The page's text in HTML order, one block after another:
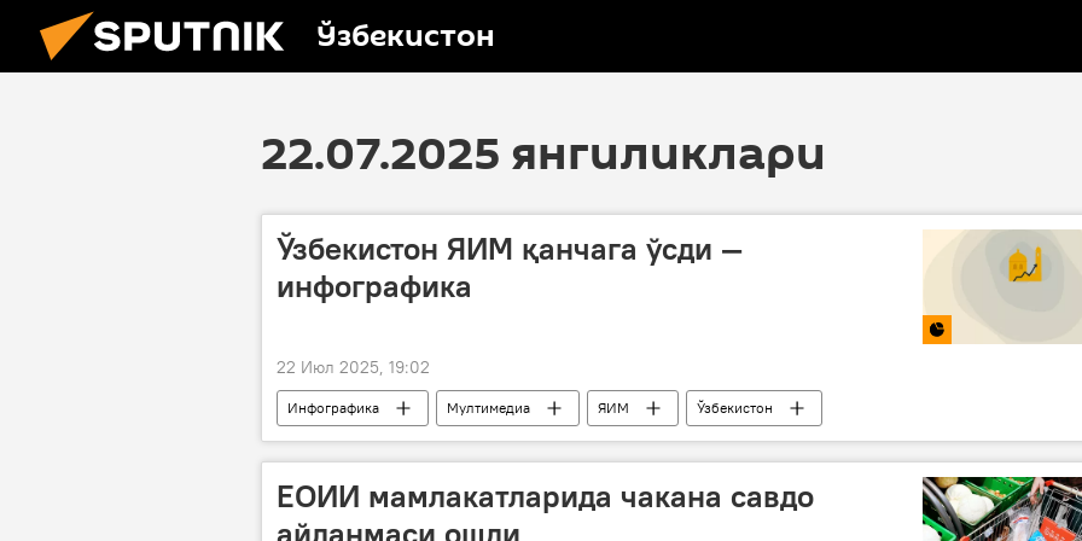
Ўзбекистон
22.07.2025 янгиликлари
Ўзбекистон ЯИМ қанчага ўсди —
инфографика
22 Июл 2025, 19:02
Инфографика Мултимедиа ЯИМ Ўзбекистон
ЕОИИ мамлакатларида чакана савдо